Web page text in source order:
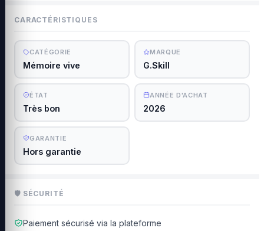
CARACTÉRISTIQUES
CATÉGORIE
Mémoire vive
MARQUE
G.Skill
ÉTAT
Très bon
ANNÉE D'ACHAT
2026
GARANTIE
Hors garantie
🛡 SÉCURITÉ
Paiement sécurisé via la plateforme